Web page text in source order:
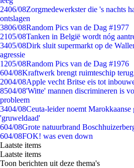
2406/08Zorgmedewerkster die 's nachts
ontslagen
3806/08Random Pics van de Dag #1977
2105/08Tanken in België wordt nóg
3405/08Dirk sluit supermarkt op de
agressie
1205/08Random Pics van de Dag #1976
604/08Kraftwerk brengt ruimteschip
2004/08Apple vecht Britse eis tot
8504/08'Witte' mannen discrimineren is
probleem
3404/08Ceuta-leider noemt Marokkaanse
'gruweldaad'
604/08Grote natuurbrand
604/08FOK! was even down
Laatste items
Laatste items
Toon berichten uit deze thema's